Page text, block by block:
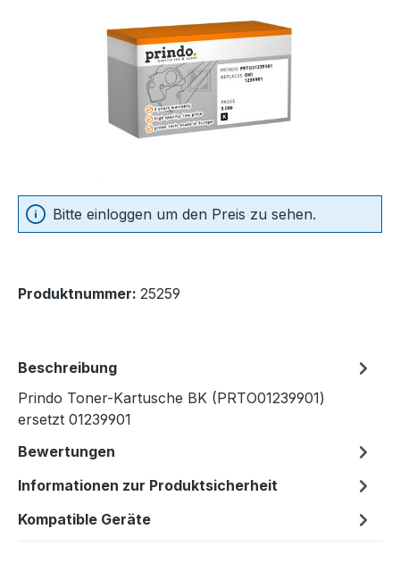
Bitte einloggen um den Preis zu sehen.
Produktnummer: 25259
Beschreibung
Prindo Toner-Kartusche BK (PRTO01239901)
ersetzt 01239901
Bewertungen
Informationen zur Produktsicherheit
Kompatible Geräte